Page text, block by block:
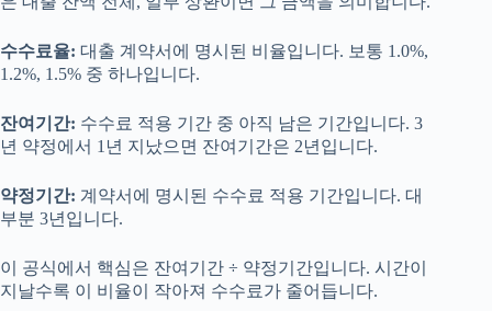
수수료율: 대출 계약서에 명시된 비율입니다. 보통 1.0%,
1.2%, 1.5% 중 하나입니다.
잔여기간: 수수료 적용 기간 중 아직 남은 기간입니다. 3
년 약정에서 1년 지났으면 잔여기간은 2년입니다.
약정기간: 계약서에 명시된 수수료 적용 기간입니다. 대
부분 3년입니다.
이 공식에서 핵심은 잔여기간 ÷ 약정기간입니다. 시간이
지날수록 이 비율이 작아져 수수료가 줄어듭니다.